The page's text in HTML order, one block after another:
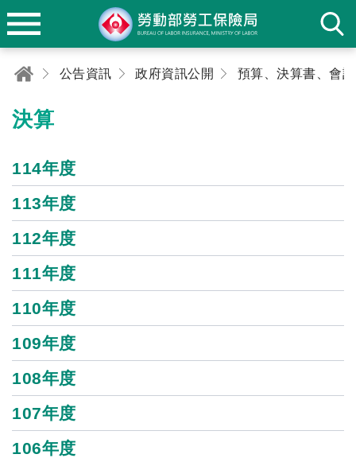
公告資訊 政府資訊公開
決算
114年度
113年度
112年度
111年度
110年度
109年度
108年度
107年度
106年度